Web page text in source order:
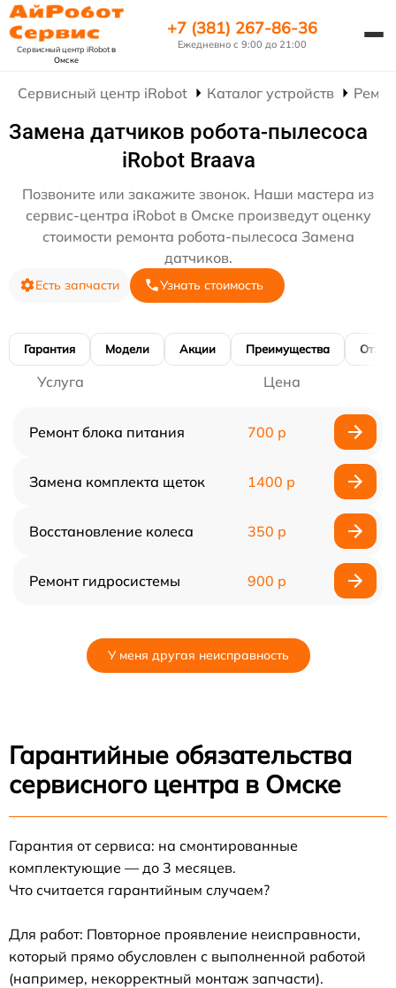
Сервисный центр iRobotв
Омске
+7 (381) 267-86-36
Ежедневно с 9:00 до 21:00
Сервисный центр iRobot Каталог устройств
Замена датчиков робота-пылесоса
iRobot Braava
Позвоните или закажите звонок. Наши мастера из
сервис-центра iRobot в Омске произведут оценку
стоимости ремонта робота-пылесоса Замена
датчиков.
Есть запчасти Узнать стоимость
Гарантия Модели Акции Преимущества
Услуга Цена
Ремонт блока питания 700 р
Замена комплекта щеток 1400 р
Восстановление колеса 350 р
Ремонт гидросистемы 900 р
У меня другая неисправность
Гарантийные обязательства
сервисного центра в Омске
Гарантия от сервиса: на смонтированные
комплектующие — до 3 месяцев.
Что считается гарантийным случаем?
Для работ: Повторное проявление неисправности,
который прямо обусловлен с выполненной работой
(например, некорректный монтаж запчасти).